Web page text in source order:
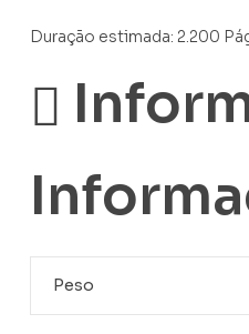
Duração estimada: 2.200
Peso